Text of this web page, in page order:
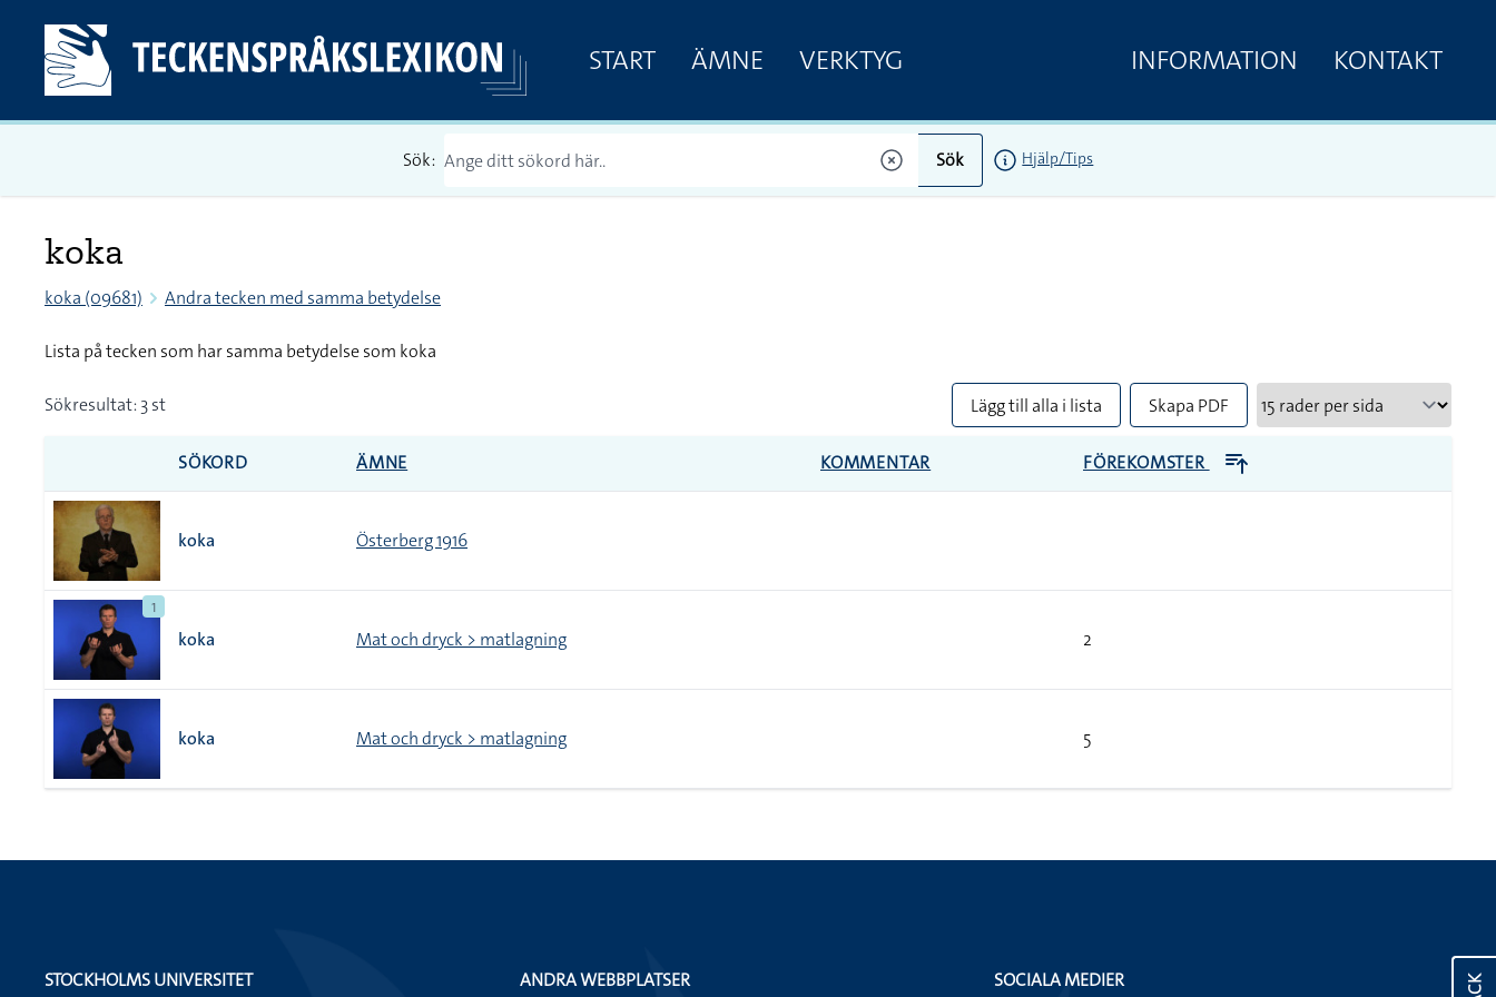
START ÄMNE VERKTYG INFORMATION KONTAKT
Sök: Sök Hjälp/Tips
koka
koka (09681) Andra tecken med samma betydelse
Lista på tecken som har samma betydelse som koka
Sökresultat: 3 st Lägg till alla i lista Skapa PDF
SÖKORD ÄMNE KOMMENTAR FÖREKOMSTER
koka Österberg 1916
1
koka Mat och dryck > matlagning 2
koka Mat och dryck > matlagning 5
STOCKHOLMS UNIVERSITET
ANDRA WEBBPLATSER SOCIALA MEDIER